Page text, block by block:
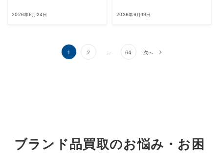
2026年6月24日 2026年6月19日
1 2 64 次へ
ブランド品買取のお悩み・お困